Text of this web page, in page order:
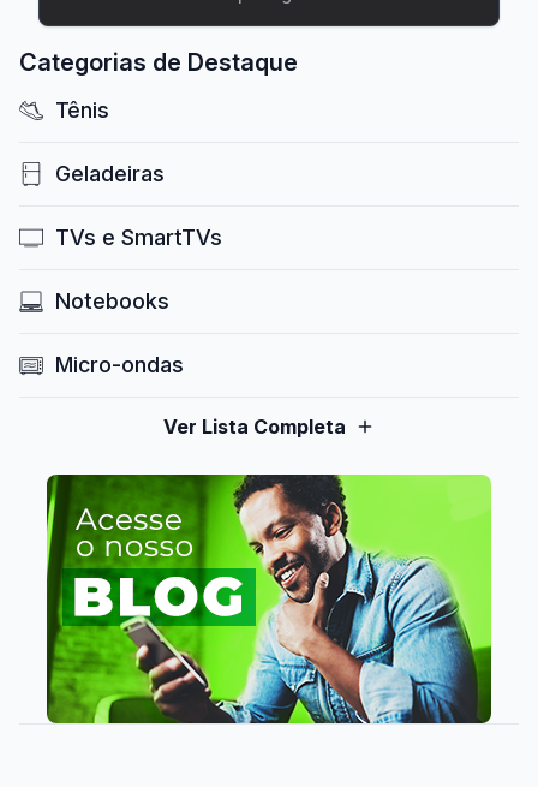
Categorias de Destaque
Tênis
Geladeiras
TVs e SmartTVs
Notebooks
Micro-ondas
Ver Lista Completa